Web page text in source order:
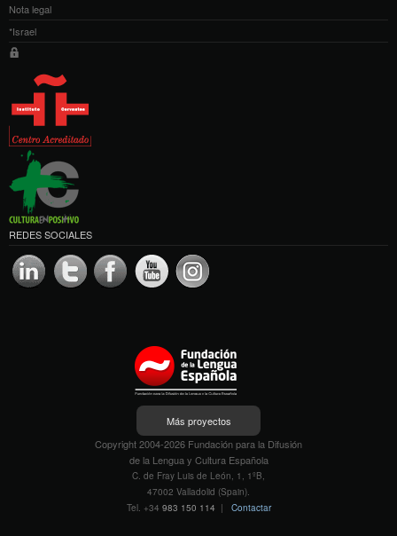
Nota legal
*Israel
REDES SOCIALES
Más proyectos
Copyright 2004-2026 Fundación para la Difusión
de la Lengua y Cultura Española
C. de Fray Luis de León, 1, 1ºB,
47002 Valladolid (Spain).
Tel. +34 983 150 114 | Contactar